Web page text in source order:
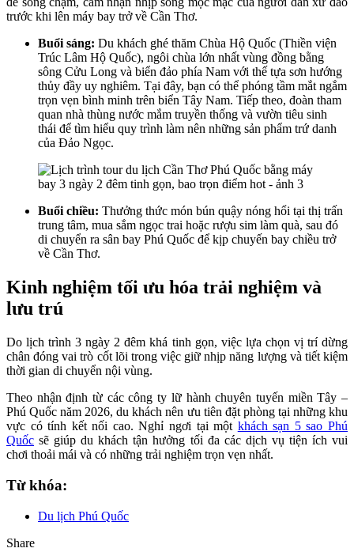
trước khi lên máy bay trở về Cần Thơ.
Buổi sáng: Du khách ghé thăm Chùa Hộ Quốc (Thiền viện
Trúc Lâm Hộ Quốc), ngôi chùa lớn nhất vùng đồng bằng
sông Cửu Long và biển đảo phía Nam với thế tựa sơn hướng
thủy đầy uy nghiêm. Tại đây, bạn có thể phóng tầm mắt ngắm
trọn vẹn bình minh trên biển Tây Nam. Tiếp theo, đoàn tham
quan nhà thùng nước mắm truyền thống và vườn tiêu sinh
thái để tìm hiểu quy trình làm nên những sản phẩm trứ danh
của Đảo Ngọc.
Buổi chiều: Thưởng thức món bún quậy nóng hổi tại thị trấn
trung tâm, mua sắm ngọc trai hoặc rượu sim làm quà, sau đó
di chuyển ra sân bay Phú Quốc để kịp chuyến bay chiều trở
về Cần Thơ.
Kinh nghiệm tối ưu hóa trải nghiệm và
lưu trú
Do lịch trình 3 ngày 2 đêm khá tinh gọn, việc lựa chọn vị trí dừng
chân đóng vai trò cốt lõi trong việc giữ nhịp năng lượng và tiết kiệm
thời gian di chuyển nội vùng.
Theo nhận định từ các công ty lữ hành chuyên tuyến miền Tây –
Phú Quốc năm 2026, du khách nên ưu tiên đặt phòng tại những khu
vực có tính kết nối cao. Nghỉ ngơi tại một khách sạn 5 sao Phú
Quốc sẽ giúp du khách tận hưởng tối đa các dịch vụ tiện ích vui
chơi thoải mái và có những trải nghiệm trọn vẹn nhất.
Từ khóa:
Du lịch Phú Quốc
Share